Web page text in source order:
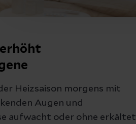
Heizsaison morgens mit
Augen und
aufwacht oder ohne erkältet